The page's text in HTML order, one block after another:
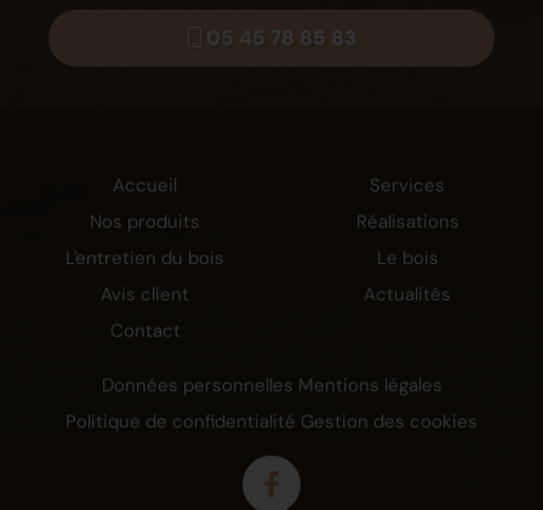
05 45 78 85 83
Accueil
Nos produits
L'entretien du bois
Services
Réalisations
Le bois
Actualités
Avis client
Contact
Données personnelles Mentions légales
Politique de confidentialité Gestion des cookies